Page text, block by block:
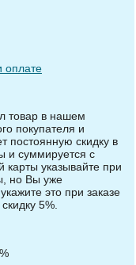
оплате
товар в нашем
покупателя и
постоянную скидку в
и суммируется с
указывайте при
но Вы уже
это при заказе
5%.